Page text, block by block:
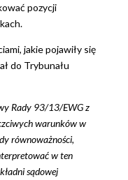
pozycji
jakie pojawiły się
do Trybunału
Rady 93/13/EWG z
warunków w
równoważności,
w ten
sądowej